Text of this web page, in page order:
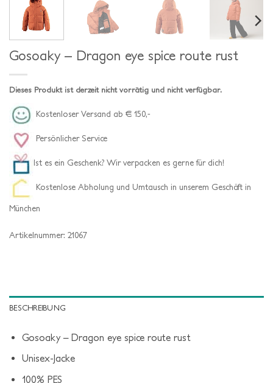
Gosoaky – Dragon eye spice route rust
Dieses Produkt ist derzeit nicht vorrätig und nicht verfügbar.
Kostenloser Versand ab € 150,-
Persönlicher Service
Ist es ein Geschenk? Wir verpacken es gerne für dich!
Kostenlose Abholung und Umtausch in unserem Geschäft in
München
Artikelnummer: 21067
BESCHREIBUNG
Gosoaky – Dragon eye spice route rust
Unisex-Jacke
100% PES